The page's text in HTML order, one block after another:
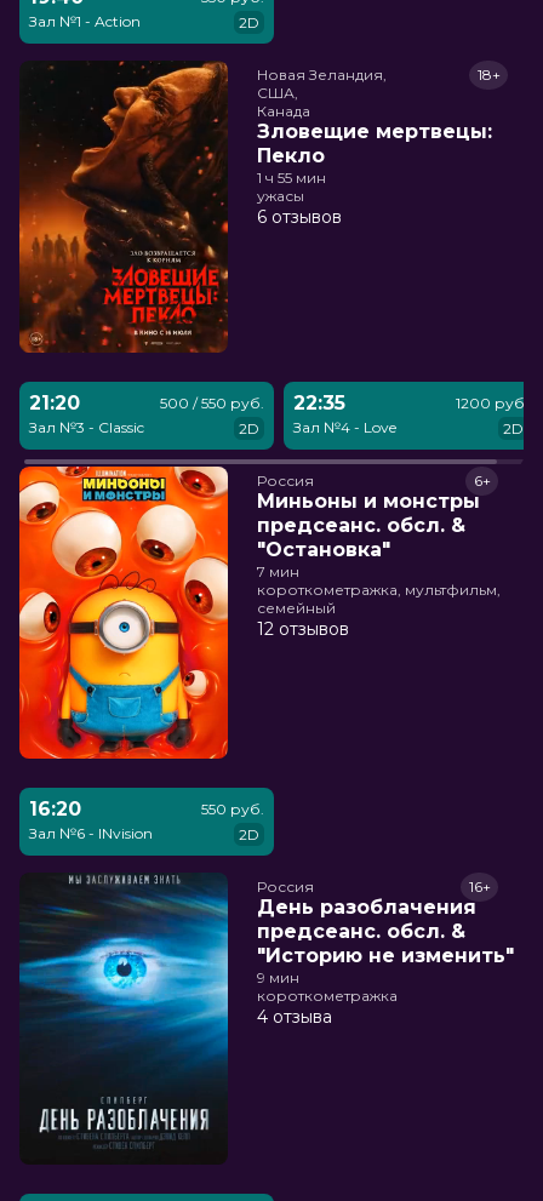
Зал №1 - Action
2D
Новая Зеландия,
США,
Канада
Зловещие мертвецы:
Пекло
18+
1 ч 55 мин
ужасы
6 отзывов
21:20
Зал №3 - Classic
500 / 550 руб.
2D
22:35
Зал №4 - Love
1200 руб.
2D
Россия
Миньоны и монстры
предсеанс. обсл. &
"Остановка"
6+
7 мин
короткометражка, мультфильм,
семейный
12 отзывов
16:20
Зал №6 - INvision
550 руб.
2D
Россия
День разоблачения
предсеанс. обсл. &
"Историю не изменить"
16+
9 мин
короткометражка
4 отзыва